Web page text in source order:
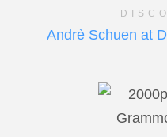
Andrè Schuen at